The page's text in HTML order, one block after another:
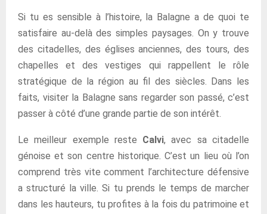
Si tu es sensible à l’histoire, la Balagne a de quoi te
satisfaire au-delà des simples paysages. On y trouve
des citadelles, des églises anciennes, des tours, des
chapelles et des vestiges qui rappellent le rôle
stratégique de la région au fil des siècles. Dans les
faits, visiter la Balagne sans regarder son passé, c’est
passer à côté d’une grande partie de son intérêt.
Le meilleur exemple reste Calvi, avec sa citadelle
génoise et son centre historique. C’est un lieu où l’on
comprend très vite comment l’architecture défensive
a structuré la ville. Si tu prends le temps de marcher
dans les hauteurs, tu profites à la fois du patrimoine et